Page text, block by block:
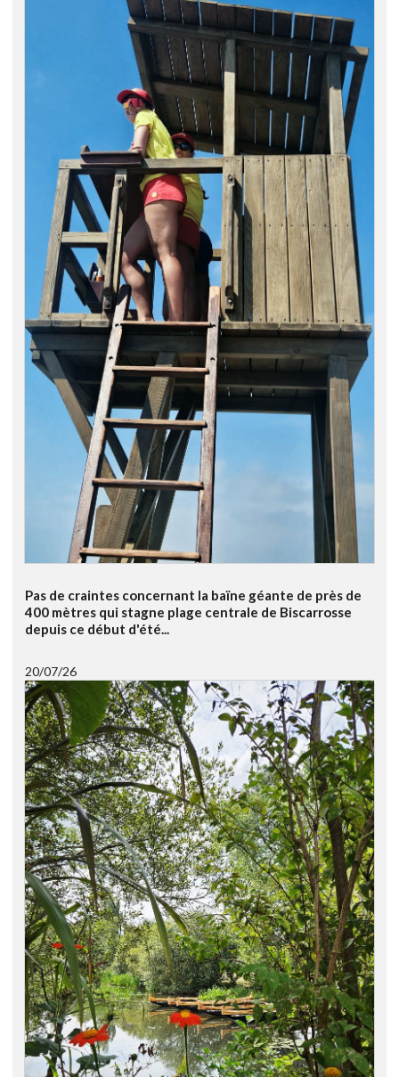
Pas de craintes concernant la baïne géante de près de
400 mètres qui stagne plage centrale de Biscarrosse
depuis ce début d'été...
20/07/26